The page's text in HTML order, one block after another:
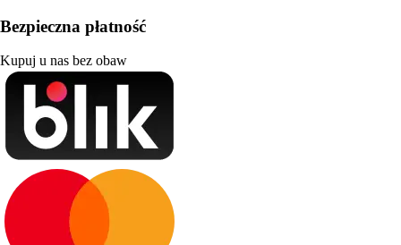
Bezpieczna płatność
Kupuj u nas bez obaw